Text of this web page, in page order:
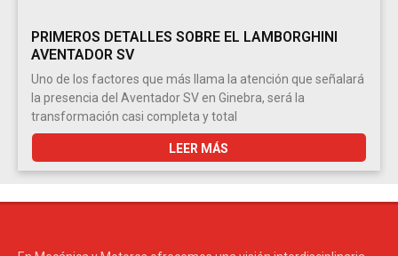
PRIMEROS DETALLES SOBRE EL LAMBORGHINI
AVENTADOR SV
Uno de los factores que más llama la atención que señalará
la presencia del Aventador SV en Ginebra, será la
transformación casi completa y total
LEER MÁS